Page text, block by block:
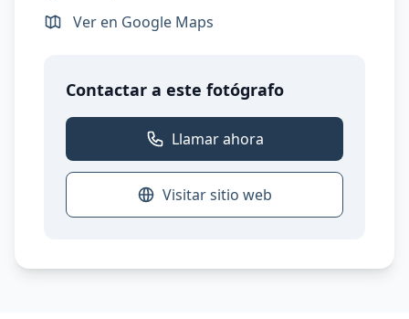
Ver en Google Maps
Contactar a este fotógrafo
Llamar ahora
Visitar sitio web